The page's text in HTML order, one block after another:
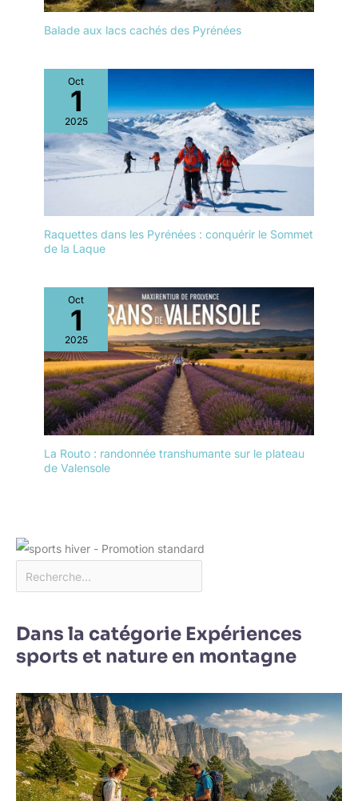
service après-vente. N'hésitez pas à nous contacter en cas de
question.
Balade aux lacs cachés des Pyrénées
Oct
1
2025
Raquettes dans les Pyrénées : conquérir le Sommet
de la Laque
Oct
1
2025
La Routo : randonnée transhumante sur le plateau
de Valensole
Dans la catégorie Expériences
sports et nature en montagne